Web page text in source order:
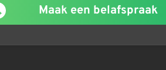
Maak een belafspraak